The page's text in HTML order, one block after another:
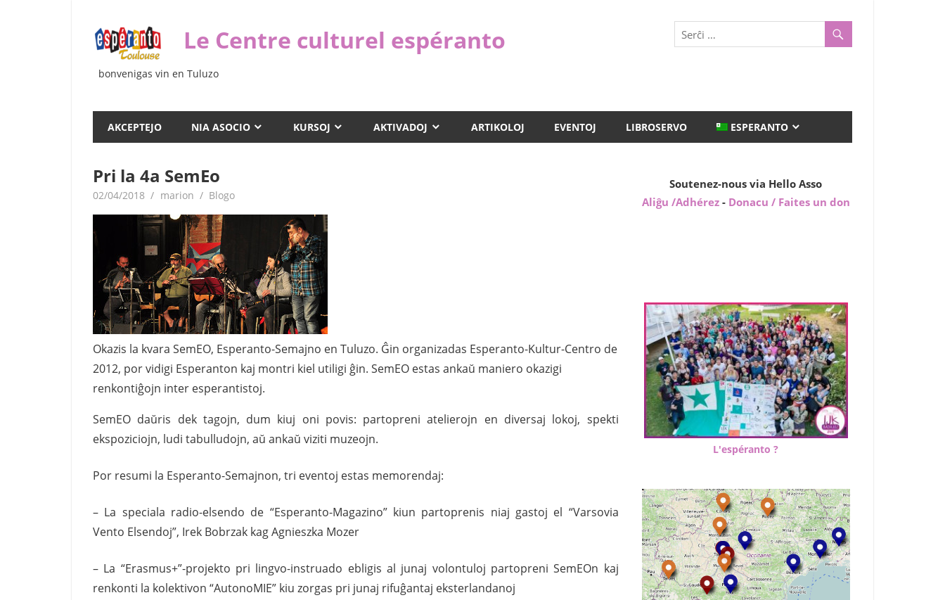
enhavo
Le Centre culturel espéranto
bonvenigas vin en Tuluzo
AKCEPTEJO NIA ASOCIO KURSOJ AKTIVADOJ ARTIKOLOJ EVENTOJ LIBROSERVO ESPERANTO
Pri la 4a SemEo
02/04/2018 marion Blogo
Okazis la kvara SemEO, Esperanto-Semajno en Tuluzo. Ĝin organizadas Esperanto-Kultur-Centro de
2012, por vidigi Esperanton kaj montri kiel utiligi ĝin. SemEO estas ankaŭ maniero okazigi
renkontiĝojn inter esperantistoj.
SemEO daŭris dek tagojn, dum kiuj oni povis: partopreni atelierojn en diversaj lokoj, spekti
ekspoziciojn, ludi tabulludojn, aŭ ankaŭ viziti muzeojn.
Por resumi la Esperanto-Semajnon, tri eventoj estas memorendaj:
– La speciala radio-elsendo de “Esperanto-Magazino” kiun partoprenis niaj gastoj el “Varsovia
Vento Elsendoj”, Irek Bobrzak kag Agnieszka Mozer
– La “Erasmus+”-projekto pri lingvo-instruado ebligis al junaj volontuloj partopreni SemEOn kaj
renkonti la kolektivon “AutonoMIE” kiu zorgas pri junaj rifuĝantaj eksterlandanoj
Soutenez-nous via Hello Asso
Aliĝu /Adhérez - Donacu / Faites un don
L'espéranto ?